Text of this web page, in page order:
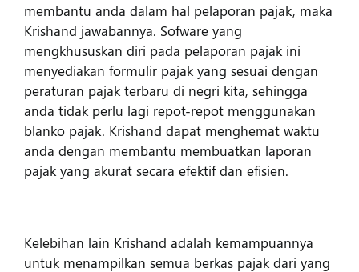
membantu anda dalam hal pelaporan pajak, maka
Krishand jawabannya. Sofware yang
mengkhususkan diri pada pelaporan pajak ini
menyediakan formulir pajak yang sesuai dengan
peraturan pajak terbaru di negri kita, sehingga
anda tidak perlu lagi repot-repot menggunakan
blanko pajak. Krishand dapat menghemat waktu
anda dengan membantu membuatkan laporan
pajak yang akurat secara efektif dan efisien.
Kelebihan lain Krishand adalah kemampuannya
untuk menampilkan semua berkas pajak dari yang